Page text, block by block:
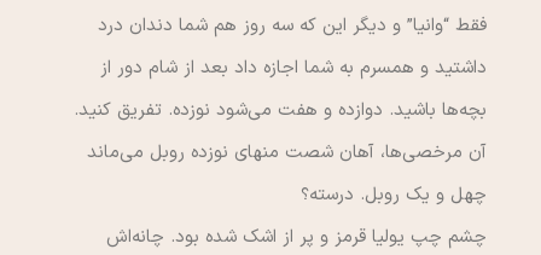
فقط “وانيا” و ديگر اين كه سه روز هم شما دندان درد
داشتيد و همسرم به شما اجازه داد بعد از شام دور از
بچه‌ها باشيد. دوازده و هفت مي‌شود نوزده. تفريق كنيد.
آن مرخصي‌ها، آهان شصت منهاي نوزده روبل مي‌ماند
چهل و يك روبل. درسته؟
چشم چپ يوليا قرمز و پر از اشك شده بود. چانه‌اش